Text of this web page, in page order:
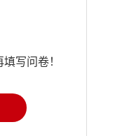
写问卷！